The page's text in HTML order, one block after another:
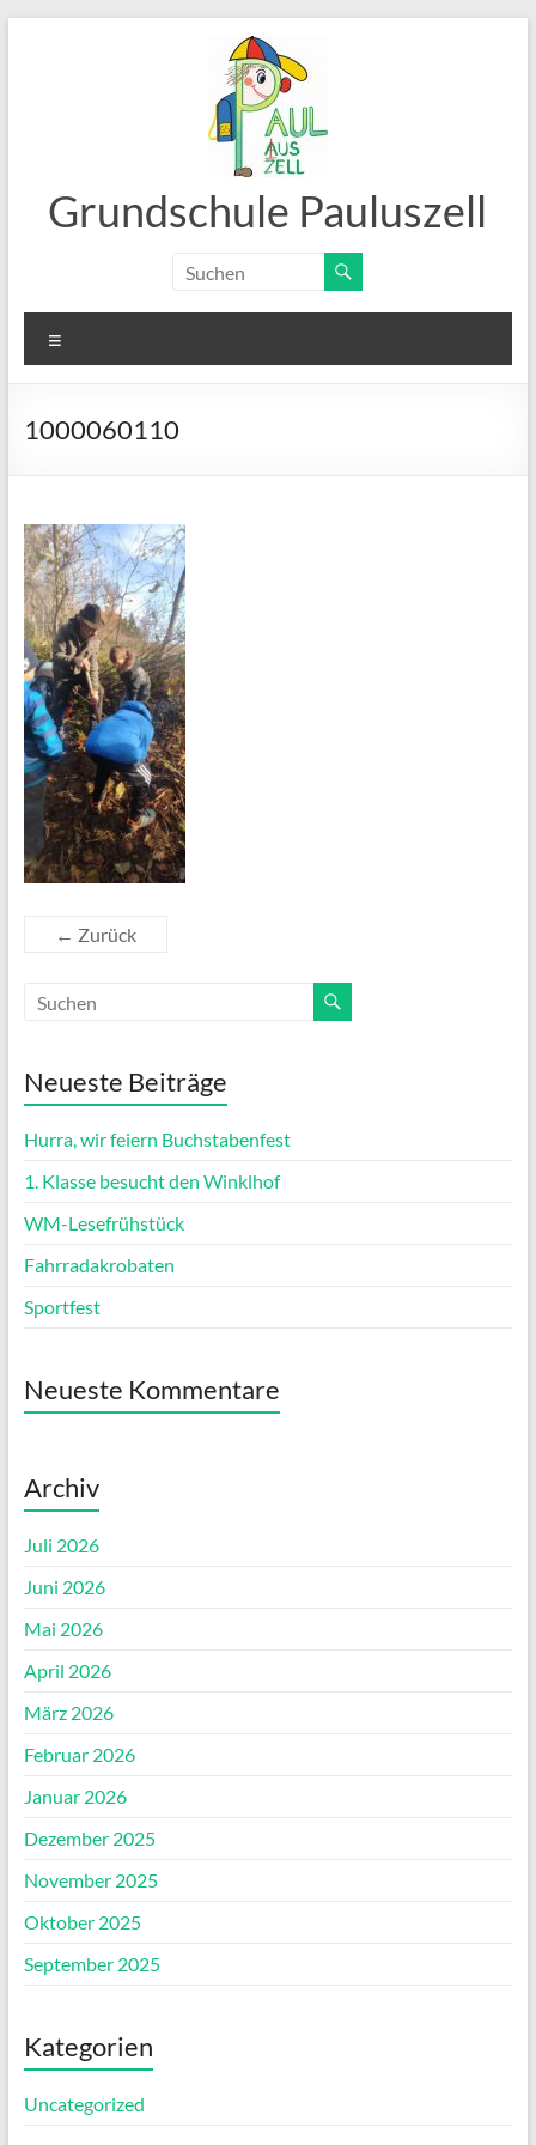
Grundschule Pauluszell
1000060110
← Zurück
Neueste Beiträge
Hurra, wir feiern Buchstabenfest
1. Klasse besucht den Winklhof
WM-Lesefrühstück
Fahrradakrobaten
Sportfest
Neueste Kommentare
Archiv
Juli 2026
Juni 2026
Mai 2026
April 2026
März 2026
Februar 2026
Januar 2026
Dezember 2025
November 2025
Oktober 2025
September 2025
Kategorien
Uncategorized